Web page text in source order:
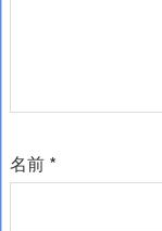
名前 *